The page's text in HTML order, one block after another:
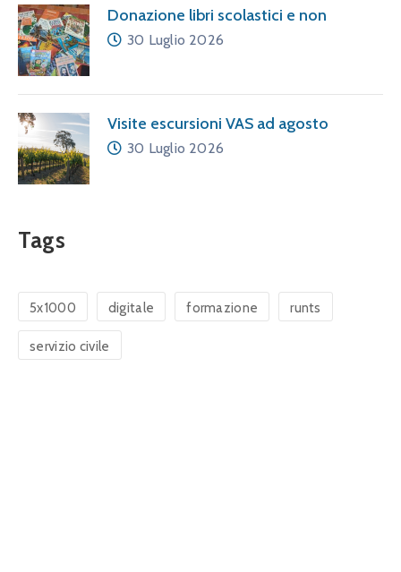
Donazione libri scolastici e non
30 Luglio 2026
Visite escursioni VAS ad agosto
30 Luglio 2026
Tags
5x1000 digitale formazione runts
servizio civile